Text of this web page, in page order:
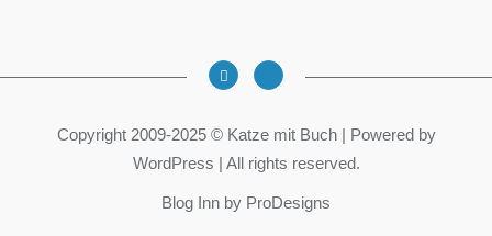
Copyright 2009-2025 © Katze mit Buch | Powered by
WordPress | All rights reserved.
Blog Inn by ProDesigns